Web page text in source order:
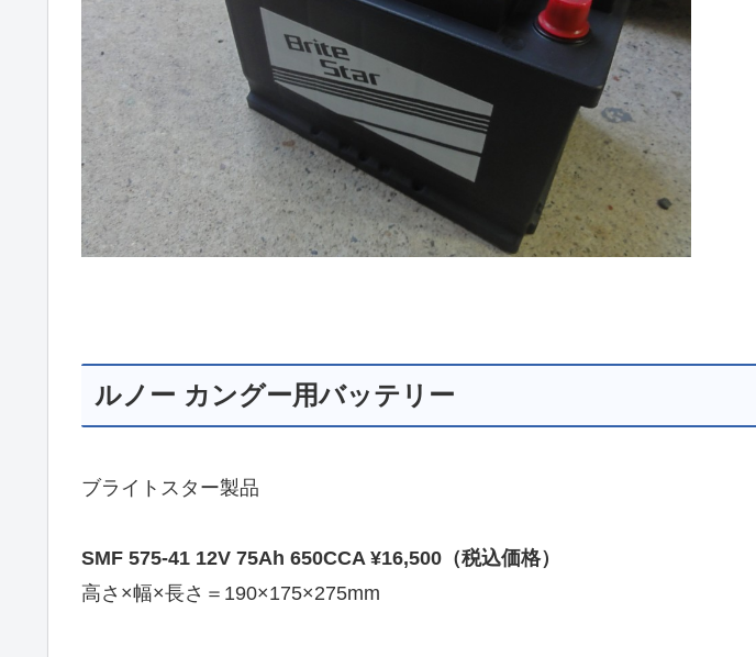
ルノー カングー用バッテリー
ブライトスター製品
SMF 575-41 12V 75Ah 650CCA ¥16,500（税込価格）
高さ×幅×長さ＝190×175×275mm